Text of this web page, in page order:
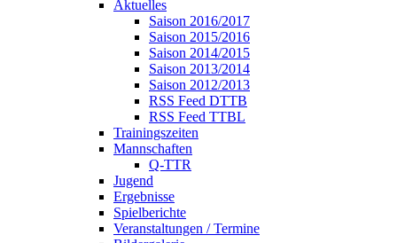
Aktuelles
Saison 2016/2017
Saison 2015/2016
Saison 2014/2015
Saison 2013/2014
Saison 2012/2013
RSS Feed DTTB
RSS Feed TTBL
Trainingszeiten
Mannschaften
Q-TTR
Jugend
Ergebnisse
Spielberichte
Veranstaltungen / Termine